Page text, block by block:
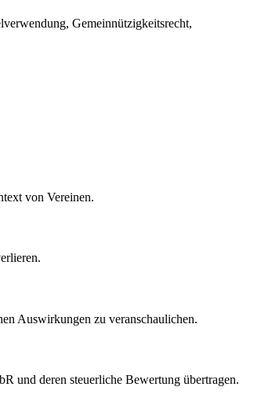
Gemeinnützigkeitsrecht,
von Vereinen.
Auswirkungen zu veranschaulichen.
und deren steuerliche Bewertung übertragen.